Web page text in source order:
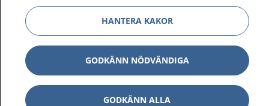
1177 på flera språk Visa
Om 1177 Visa
Kontakt Visa
HANTERA KAKOR
GODKÄNN NÖDVÄNDIGA
GODKÄNN ALLA